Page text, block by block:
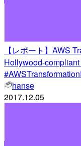
【レポート】AWS
Hollywood-
hanse
2017.12.05